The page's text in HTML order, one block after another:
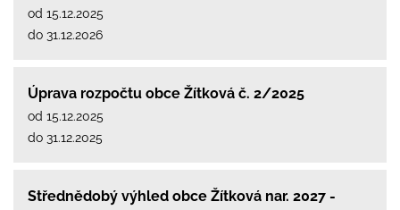
od 15.12.2025
do 31.12.2026
Úprava rozpočtu obce Žítková č. 2/2025
od 15.12.2025
do 31.12.2025
Střednědobý výhled obce Žítková nar. 2027 -